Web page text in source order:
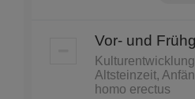
Vor- und
Altsteinzeit,
homo erectus